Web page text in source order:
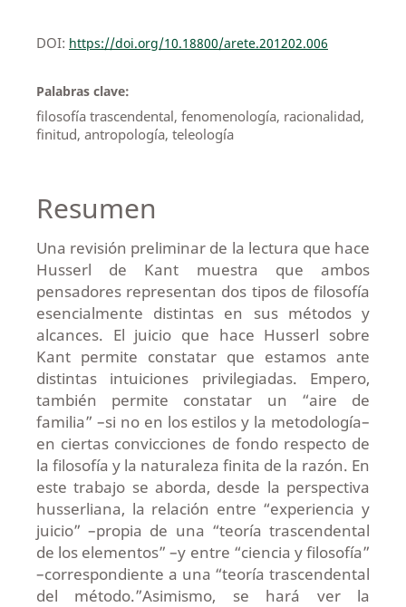
DOI: https://doi.org/10.18800/arete.201202.006
Palabras clave:
filosofía trascendental, fenomenología, racionalidad,
finitud, antropología, teleología
Resumen
Una revisión preliminar de la lectura que hace
Husserl de Kant muestra que ambos
pensadores representan dos tipos de filosofía
esencialmente distintas en sus métodos y
alcances. El juicio que hace Husserl sobre
Kant permite constatar que estamos ante
distintas intuiciones privilegiadas. Empero,
también permite constatar un “aire de
familia” –si no en los estilos y la metodología–
en ciertas convicciones de fondo respecto de
la filosofía y la naturaleza finita de la razón. En
este trabajo se aborda, desde la perspectiva
husserliana, la relación entre “experiencia y
juicio” –propia de una “teoría trascendental
de los elementos” –y entre “ciencia y filosofía”
–correspondiente a una “teoría trascendental
del método.”Asimismo, se hará ver la